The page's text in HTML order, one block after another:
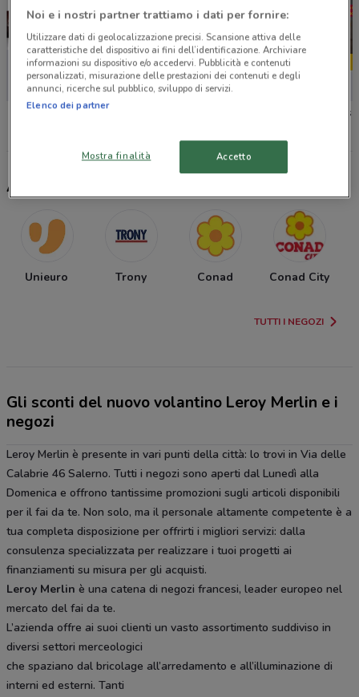
Sky Cofidis
Altri negozi selezionati per te
Unieuro Trony Conad Conad City
TUTTI I NEGOZI
Gli sconti del nuovo volantino Leroy Merlin e i
negozi
Leroy Merlin è presente in vari punti della città: lo trovi in Via delle
Calabrie 46 Salerno. Tutti i negozi sono aperti dal Lunedì alla
Domenica e offrono tantissime promozioni sugli articoli disponibili
per il fai da te. Non solo, ma il personale altamente competente è a
tua completa disposizione per offrirti i migliori servizi: dalla
consulenza specializzata per realizzare i tuoi progetti ai
finanziamenti su misura per gli acquisti.
Leroy Merlin è una catena di negozi francesi, leader europeo nel
mercato del fai da te.
L’azienda offre ai suoi clienti un vasto assortimento suddiviso in
diversi settori merceologici
che spaziano dal bricolage all’arredamento e all’illuminazione di
interni ed esterni. Tanti
Noi e i nostri partner trattiamo i dati per fornire:
Utilizzare dati di geolocalizzazione precisi. Scansione attiva delle
caratteristiche del dispositivo ai fini dell’identificazione. Archiviare
informazioni su dispositivo e/o accedervi. Pubblicità e contenuti
personalizzati, misurazione delle prestazioni dei contenuti e degli
annunci, ricerche sul pubblico, sviluppo di servizi.
Elenco dei partner
Mostra finalità Accetto